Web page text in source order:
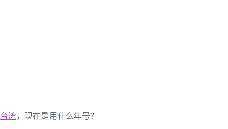
台湾，现在是用什么年号？